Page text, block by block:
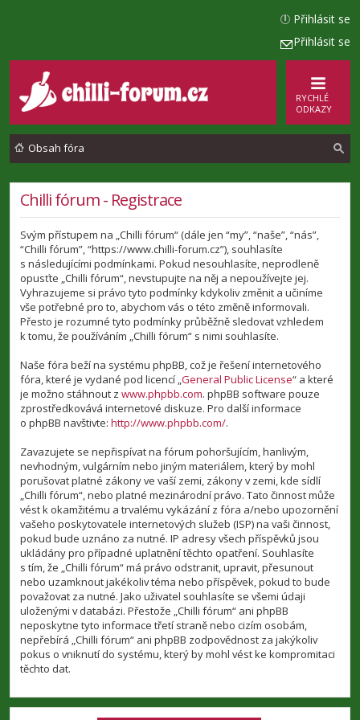
Přihlásit se
Přihlásit se
RYCHLÉ
ODKAZY
Obsah fóra
Chilli fórum - Registrace
Svým přístupem na „Chilli fórum“ (dále jen “my”, “naše”, “nás”,
“Chilli fórum”, “https://www.chilli-forum.cz”), souhlasíte
s následujícími podmínkami. Pokud nesouhlasíte, neprodleně
opusťte „Chilli fórum“, nevstupujte na něj a nepoužívejte jej.
Vyhrazujeme si právo tyto podmínky kdykoliv změnit a učiníme
vše potřebné pro to, abychom vás o této změně informovali.
Přesto je rozumné tyto podmínky průběžně sledovat vzhledem
k tomu, že používáním „Chilli fórum“ s nimi souhlasíte.
Naše fóra beží na systému phpBB, což je řešení internetového
fóra, které je vydané pod licencí „General Public License“ a které
je možno stáhnout z www.phpbb.com. phpBB software pouze
zprostředkovává internetové diskuze. Pro další informace
o phpBB navštivte: http://www.phpbb.com/.
Zavazujete se nepřispívat na fórum pohoršujícím, hanlivým,
nevhodným, vulgárním nebo jiným materiálem, který by mohl
porušovat platné zákony ve vaší zemi, zákony v zemi, kde sídlí
„Chilli fórum“, nebo platné mezinárodní právo. Tato činnost může
vést k okamžitému a trvalému vykázání z fóra a/nebo upozornění
vašeho poskytovatele internetových služeb (ISP) na vaši činnost,
pokud bude uznáno za nutné. IP adresy všech příspěvků jsou
ukládány pro případné uplatnění těchto opatření. Souhlasíte
s tím, že „Chilli fórum“ má právo odstranit, upravit, přesunout
nebo uzamknout jakékoliv téma nebo příspěvek, pokud to bude
považovat za nutné. Jako uživatel souhlasíte se všemi údaji
uloženými v databázi. Přestože „Chilli fórum“ ani phpBB
neposkytne tyto informace třetí straně nebo cizím osobám,
nepřebírá „Chilli fórum“ ani phpBB zodpovědnost za jakýkoliv
pokus o vniknutí do systému, který by mohl vést ke kompromitaci
těchto dat.